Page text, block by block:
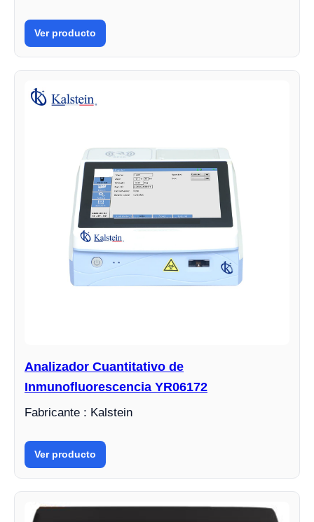
Ver producto
Analizador Cuantitativo de
Inmunofluorescencia YR06172
Fabricante : Kalstein
Ver producto